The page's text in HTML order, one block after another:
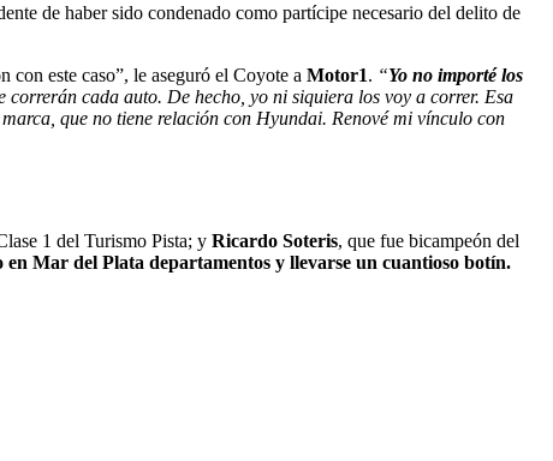
de haber sido condenado como partícipe necesario del delito de
este caso”, le aseguró el Coyote a Motor1. “Yo no importé los
cada auto. De hecho, yo ni siquiera los voy a correr. Esa
que no tiene relación con Hyundai. Renové mi vínculo con
1 del Turismo Pista; y Ricardo Soteris, que fue bicampeón del
en Mar del Plata departamentos y llevarse un cuantioso botín.